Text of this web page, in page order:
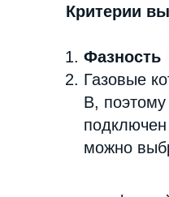
Критерии
Фазность
Газовые
В,
можно